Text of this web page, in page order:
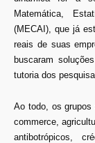
Matemática,
(MECAI), que já
reais de suas
buscaram
tutoria dos
Ao todo, os
commerce,
antibotrópicos,